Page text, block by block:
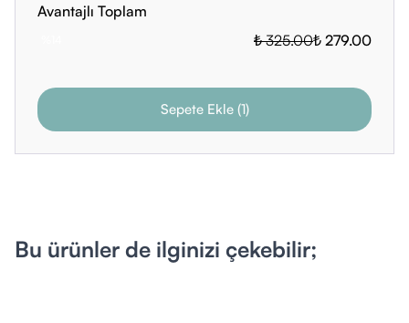
Avantajlı Toplam
₺ 325.00₺ 279.00
Sepete Ekle(1)
Bu ürünler de ilginizi çekebilir;